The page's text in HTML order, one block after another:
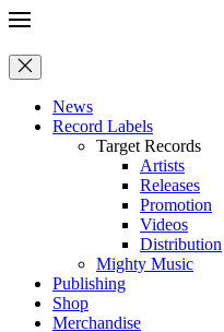
News
Record Labels
Target Records
Artists
Releases
Promotion
Videos
Distribution
Mighty Music
Publishing
Shop
Merchandise